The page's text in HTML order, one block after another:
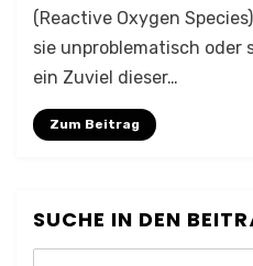
(Reactive Oxygen
sie unproblematisch oder
ein Zuviel dieser…
Zum Beitrag
SUCHE IN DEN